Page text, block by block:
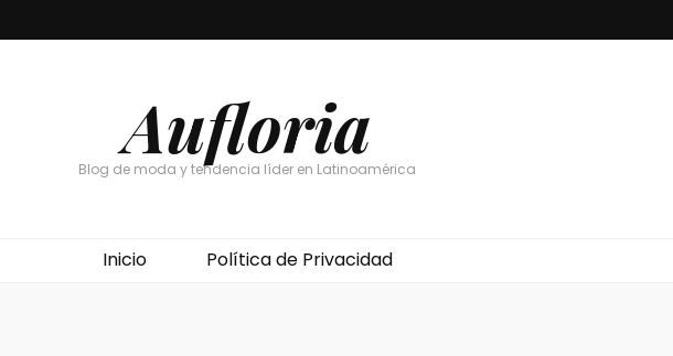
Aufloria
Blog de moda y tendencia líder en Latinoamérica
Inicio Política de Privacidad